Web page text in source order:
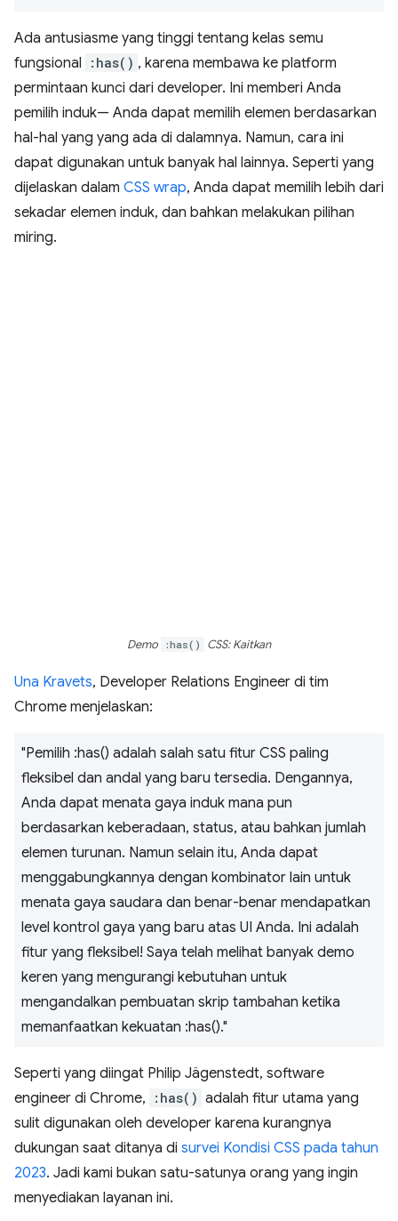
Ada antusiasme yang tinggi tentang kelas semu
fungsional
:has() , karena membawa ke platform
permintaan kunci dari developer. Ini memberi Anda
pemilih induk— Anda dapat memilih elemen berdasarkan
hal-hal yang yang ada di dalamnya. Namun, cara ini
dapat digunakan untuk banyak hal lainnya. Seperti yang
dijelaskan dalam CSS wrap, Anda dapat memilih lebih dari
sekadar elemen induk, dan bahkan melakukan pilihan
miring.
Demo :has() CSS: Kaitkan
Una Kravets, Developer Relations Engineer di tim
Chrome menjelaskan:
"Pemilih :has() adalah salah satu fitur CSS paling
fleksibel dan andal yang baru tersedia. Dengannya,
Anda dapat menata gaya induk mana pun
berdasarkan keberadaan, status, atau bahkan jumlah
elemen turunan. Namun selain itu, Anda dapat
menggabungkannya dengan kombinator lain untuk
menata gaya saudara dan benar-benar mendapatkan
level kontrol gaya yang baru atas UI Anda. Ini adalah
fitur yang fleksibel! Saya telah melihat banyak demo
keren yang mengurangi kebutuhan untuk
mengandalkan pembuatan skrip tambahan ketika
memanfaatkan kekuatan :has()."
Seperti yang diingat Philip Jägenstedt, software
engineer di Chrome,
:has() adalah fitur utama yang
sulit digunakan oleh developer karena kurangnya
dukungan saat ditanya di survei Kondisi CSS pada tahun
2023. Jadi kami bukan satu-satunya orang yang ingin
menyediakan layanan ini.